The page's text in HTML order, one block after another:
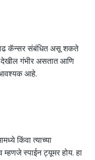
कॅन्सर संबंधित असू शकते
गंभीर असतात आणि
आवश्यक आहे.
किंवा त्याच्या
म्हणजे स्पाईन ट्यूमर होय. हा